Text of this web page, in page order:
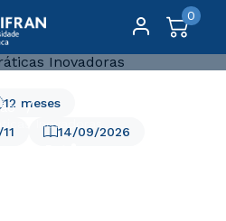
0
Inovadoras
Ativas e
14/09/2026
12 meses